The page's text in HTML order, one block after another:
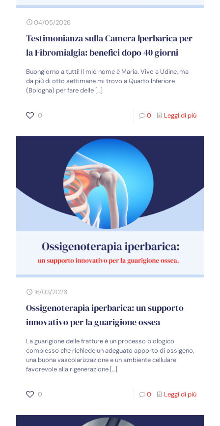
04/05/2026
Testimonianza sulla Camera Iperbarica per
la Fibromialgia: benefici dopo 40 giorni
Buongiorno a tutti! Il mio nome è Maria. Vivo a Udine, ma
da più di otto settimane mi trovo a Quarto Inferiore
(Bologna) per fare delle […]
0 0 Leggi di più
16/03/2026
Ossigenoterapia iperbarica: un supporto
innovativo per la guarigione ossea
La guarigione delle fratture è un processo biologico
complesso che richiede un adeguato apporto di ossigeno,
una buona vascolarizzazione e un ambiente cellulare
favorevole alla rigenerazione […]
0 0 Leggi di più